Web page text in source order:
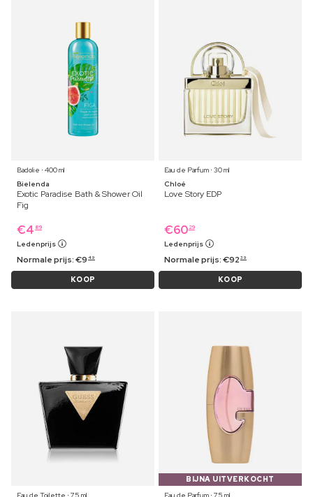
Badolie ⋅ 400 ml
Bielenda
Exotic Paradise Bath & Shower Oil
Fig
€4 89
Ledenprijs
Normale prijs:€9 49
KOOP
Eau de Parfum ⋅ 30 ml
Chloé
Love Story EDP
€60 29
Ledenprijs
Normale prijs:€92 39
KOOP
Eau de Toilette ⋅ 75 ml
BIJNA UITVERKOCHT
Eau de Parfum ⋅ 75 ml